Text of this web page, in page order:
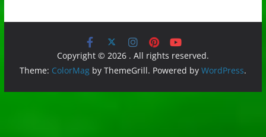
Copyright © 2026 . All rights reserved.
Theme: ColorMagby ThemeGrill. Powered by WordPress.